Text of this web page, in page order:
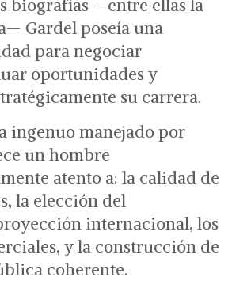
biografías —entre ellas la
Gardel poseía una
para negociar
oportunidades y
su carrera.
ingenuo manejado por
un hombre
atento a: la calidad de
la elección del
internacional, los
y la construcción de
coherente.